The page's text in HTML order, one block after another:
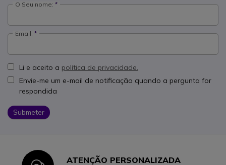
O Seu nome:
Email:
Li e aceito a política de privacidade.
Envie-me um e-mail de notificação quando a pergunta for
respondida
Submeter
ATENÇÃO PERSONALIZADA